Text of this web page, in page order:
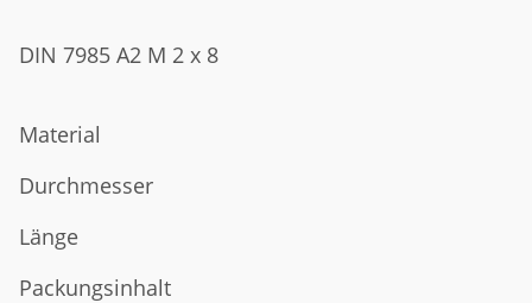
DIN 7985 A2 M 2 x 8
Material
Durchmesser
Länge
Packungsinhalt